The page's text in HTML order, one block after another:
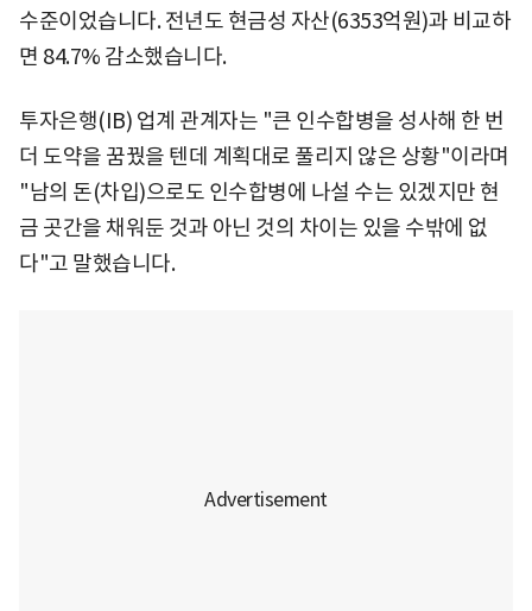
수준이었습니다. 전년도 현금성 자산(6353억원)과 비교하
면 84.7% 감소했습니다.
투자은행(IB) 업계 관계자는 "큰 인수합병을 성사해 한 번
더 도약을 꿈꿨을 텐데 계획대로 풀리지 않은 상황"이라며
"남의 돈(차입)으로도 인수합병에 나설 수는 있겠지만 현
금 곳간을 채워둔 것과 아닌 것의 차이는 있을 수밖에 없
다"고 말했습니다.